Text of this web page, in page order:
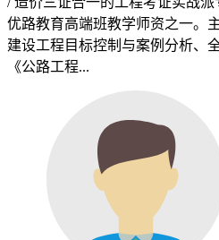
优路教育高端班教学师资之一。
建设工程目标控制与案例分析、
《公路工程...